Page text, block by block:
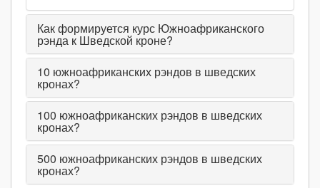
Как формируется курс Южноафриканского
рэнда к Шведской кроне?
10 южноафриканских рэндов в шведских
кронах?
100 южноафриканских рэндов в шведских
кронах?
500 южноафриканских рэндов в шведских
кронах?